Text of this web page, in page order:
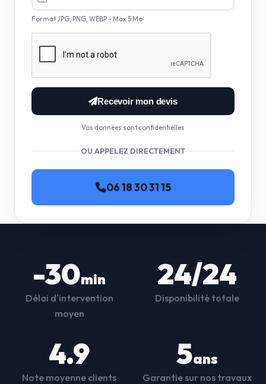
Format JPG, PNG, WEBP - Max 5 Mo
Recevoir mon devis
Vos données sont confidentielles
OU APPELEZ DIRECTEMENT
06 18 30 31 15
-30min
Délai d'intervention
moyen
24/24
Disponibilité totale
4.9
Note moyenne clients
5ans
Garantie sur nos travaux